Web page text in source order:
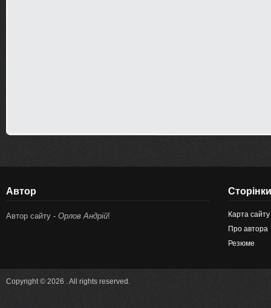
Автор
Автор сайту - Орлов Андрій!
Сторінки
Карта сайту
Про автора
Резюме
Copyright © 2026 . All rights reserved.